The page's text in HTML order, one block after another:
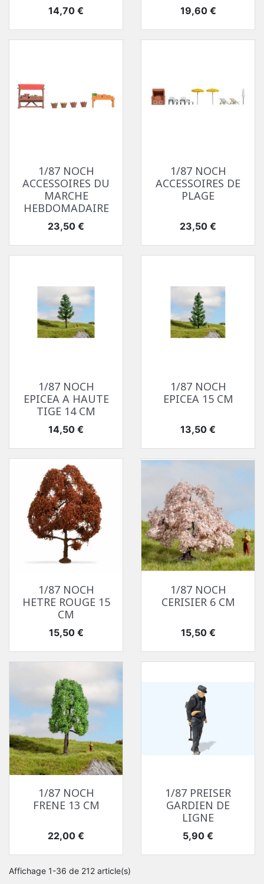
Prix
14,70 € Prix
19,60 €
1/87 NOCH
ACCESSOIRES DU
MARCHE
HEBDOMADAIRE
Prix
23,50 €
1/87 NOCH
ACCESSOIRES DE
PLAGE
Prix
23,50 €
1/87 NOCH
EPICEA A HAUTE
TIGE 14 CM
Prix
14,50 €
1/87 NOCH
EPICEA 15 CM
Prix
13,50 €
1/87 NOCH
HETRE ROUGE 15
CM
Prix
15,50 €
1/87 NOCH
CERISIER 6 CM
Prix
15,50 €
1/87 NOCH
FRENE 13 CM
Prix
22,00 €
1/87 PREISER
GARDIEN DE
LIGNE
Prix
5,90 €
Affichage 1-36 de 212 article(s)